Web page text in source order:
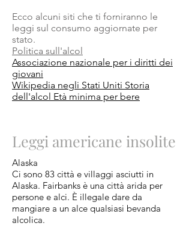
Ecco alcuni siti che ti forniranno le
leggi sul consumo aggiornate per
stato.
Politica sull'alcol
Associazione nazionale per i diritti dei
giovani
Wikipedia negli Stati Uniti Storia
dell'alcol Età minima per bere
Leggi americane insolite
Alaska
Ci sono 83 città e villaggi asciutti in
Alaska. Fairbanks è una città arida per
persone e alci. È illegale dare da
mangiare a un alce qualsiasi bevanda
alcolica.